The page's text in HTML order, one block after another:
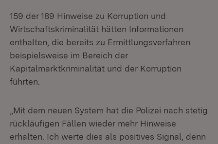
159 der 189 Hinweise zu Korruption und
Wirtschaftskriminalität hätten Informationen
enthalten, die bereits zu Ermittlungsverfahren
beispielsweise im Bereich der
Kapitalmarktkriminalität und der Korruption
führten.
„Mit dem neuen System hat die Polizei nach stetig
rückläufigen Fällen wieder mehr Hinweise
erhalten. Ich werte dies als positives Signal, denn